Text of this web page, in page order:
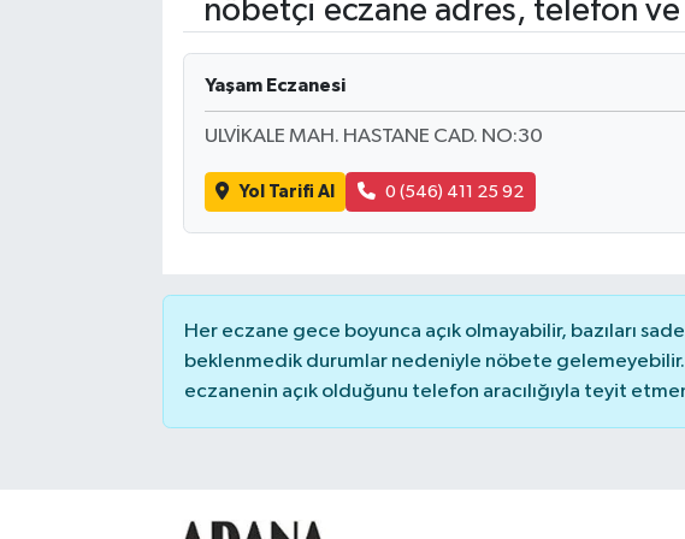
nöbetçi eczane adres, telefon ve
Yaşam Eczanesi
ULVİKALE MAH. HASTANE CAD. NO:30
Yol Tarifi Al 0 (546) 411 25 92
Her eczane gece boyunca açık olmayabilir, bazıları
beklenmedik durumlar nedeniyle nöbete gelemeyebilir.
eczanenin açık olduğunu telefon aracılığıyla teyit